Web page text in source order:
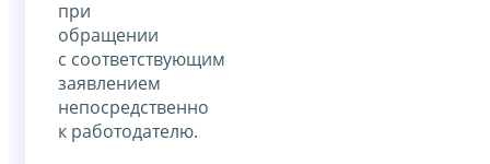
при
обращении
с соответствующим
заявлением
непосредственно
к работодателю.